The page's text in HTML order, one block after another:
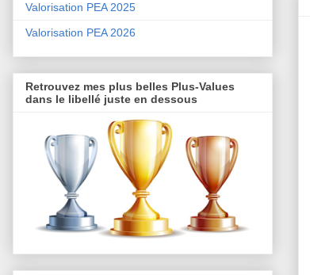
Valorisation PEA 2025
Valorisation PEA 2026
Retrouvez mes plus belles Plus-Values
dans le libellé juste en dessous